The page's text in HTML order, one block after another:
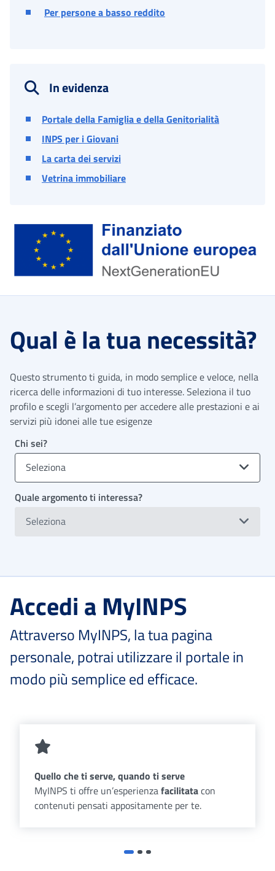
Per persone a basso reddito
In evidenza
Portale della Famiglia e della Genitorialità
INPS per i Giovani
La carta dei servizi
Vetrina immobiliare
Qual è la tua necessità?
Questo strumento ti guida, in modo semplice e veloce, nella
ricerca delle informazioni di tuo interesse. Seleziona il tuo
profilo e scegli l’argomento per accedere alle prestazioni e ai
servizi più idonei alle tue esigenze
Chi sei?
Seleziona
Quale argomento ti interessa?
Seleziona
Accedi a MyINPS
Attraverso MyINPS, la tua pagina
personale, potrai utilizzare il portale in
modo più semplice ed efficace.
Quello che ti serve, quando ti serve
MyINPS ti offre un’esperienzafacilitatacon
contenuti pensati appositamente per te.